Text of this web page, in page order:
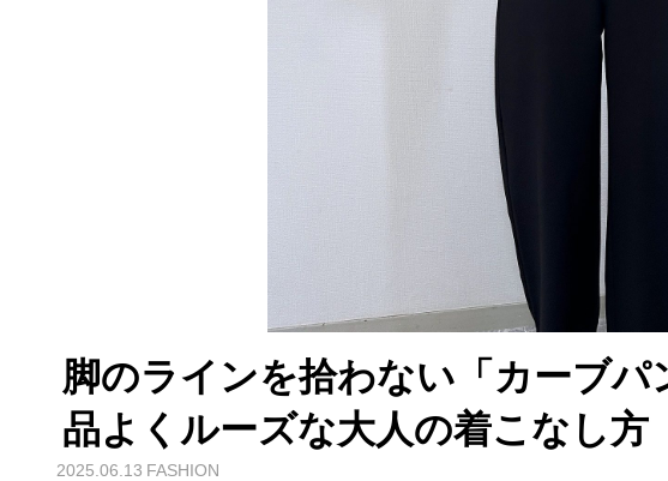
脚のラインを拾わない「カーブパ
品よくルーズな大人の着こなし方
2025.06.13 FASHION